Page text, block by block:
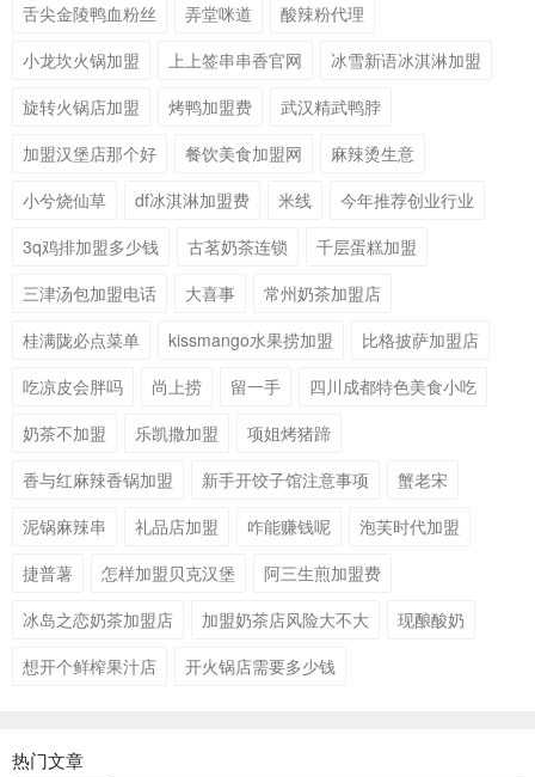
舌尖金陵鸭血粉丝
弄堂咪道
酸辣粉代理
小龙坎火锅加盟
上上签串串香官网
冰雪新语冰淇淋加盟
旋转火锅店加盟
烤鸭加盟费
武汉精武鸭脖
加盟汉堡店那个好
餐饮美食加盟网
麻辣烫生意
小兮烧仙草
df冰淇淋加盟费 米线
今年推荐创业行业
3q鸡排加盟多少钱
古茗奶茶连锁
千层蛋糕加盟
三津汤包加盟电话
大喜事
常州奶茶加盟店
桂满陇必点菜单
kissmango水果捞加盟
比格披萨加盟店
吃凉皮会胖吗
尚上捞 留一手
四川成都特色美食小吃
奶茶不加盟
乐凯撒加盟
项姐烤猪蹄
香与红麻辣香锅加盟
新手开饺子馆注意事项
蟹老宋
泥锅麻辣串
礼品店加盟 咋能赚钱呢
泡芙时代加盟
捷普薯
怎样加盟贝克汉堡
阿三生煎加盟费
冰岛之恋奶茶加盟店
加盟奶茶店风险大不大
现酿酸奶
想开个鲜榨果汁店
开火锅店需要多少钱
热门文章